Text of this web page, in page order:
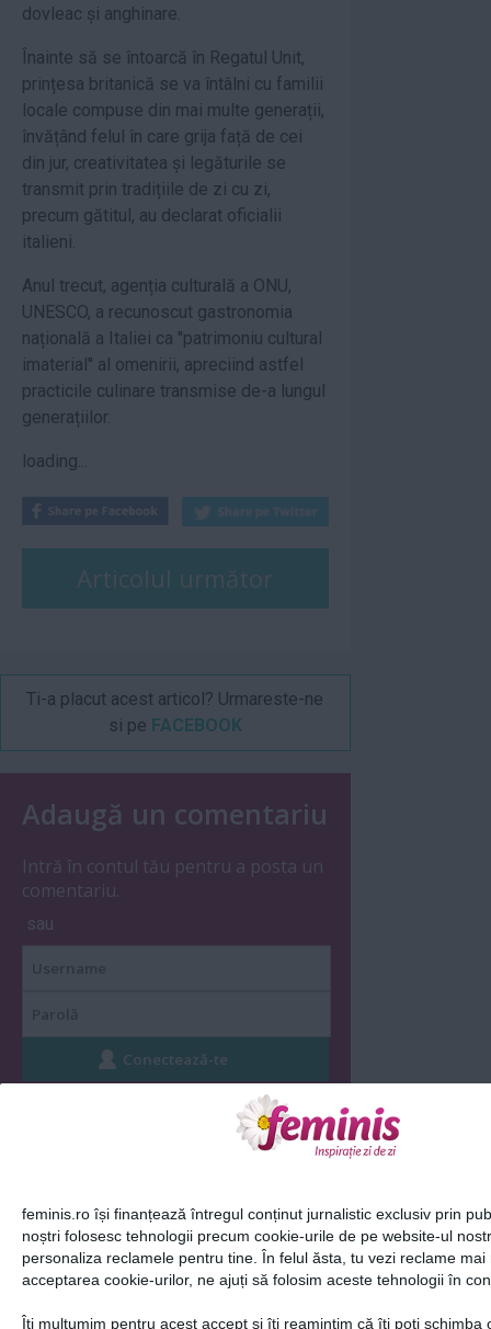
feminis.ro își finanțează întregul conținut jurnalistic exclusiv prin
noștri folosesc tehnologii precum cookie-urile de pe website-ul
personaliza reclamele pentru tine. În felul ăsta, tu vezi reclame mai
acceptarea cookie-urilor, ne ajuți să folosim aceste tehnologii în
Îți mulțumim pentru acest accept și îți reamintim că îți poți schimba
dovleac și anghinare.
Înainte să se întoarcă în Regatul Unit,
prințesa britanică se va întâlni cu familii
locale compuse din mai multe generații,
învățând felul în care grija față de cei
din jur, creativitatea și legăturile se
transmit prin tradițiile de zi cu zi,
precum gătitul, au declarat oficialii
italieni.
Anul trecut, agenția culturală a ONU,
UNESCO, a recunoscut gastronomia
națională a Italiei ca ''patrimoniu cultural
imaterial'' al omenirii, apreciind astfel
practicile culinare transmise de-a lungul
generațiilor.
loading...
Articolul următor
Ti-a placut acest articol? Urmareste-ne
si pe FACEBOOK
Adaugă un comentariu
Intră în contul tău pentru a posta un
comentariu.
sau
Alte articole din Top